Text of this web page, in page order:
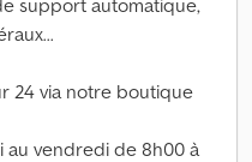
support automatique,
24 via notre boutique
au vendredi de 8h00 à